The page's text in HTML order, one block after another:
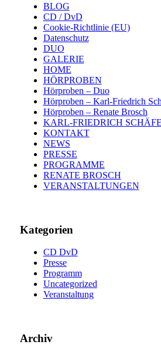
BLOG
CD / DvD
Cookie-Richtlinie (EU)
Datenschutz
DUO
GALERIE
HOME
HÖRPROBEN
Hörproben – Duo
Hörproben – Karl-Friedrich
Hörproben – Renate Brosch
KARL-FRIEDRICH
KONTAKT
NEWS
PRESSE
PROGRAMME
RENATE BROSCH
VERANSTALTUNGEN
Kategorien
CD DvD
Presse
Programm
Uncategorized
Veranstaltung
Archiv